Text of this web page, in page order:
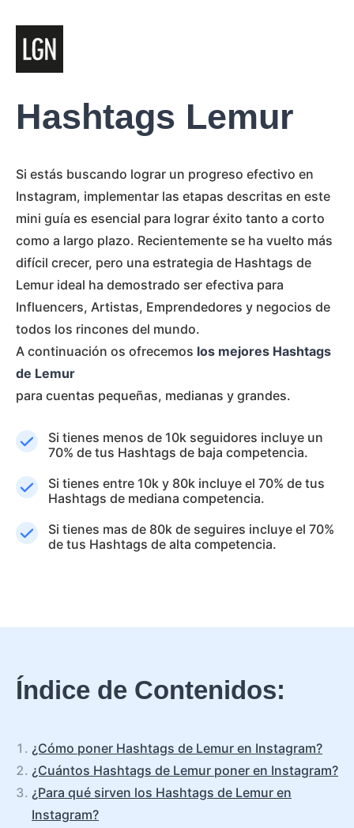
Hashtags Lemur
Si estás buscando lograr un progreso efectivo en
Instagram, implementar las etapas descritas en este
mini guía es esencial para lograr éxito tanto a corto
como a largo plazo. Recientemente se ha vuelto más
difícil crecer, pero una estrategia de Hashtags de
Lemur ideal ha demostrado ser efectiva para
Influencers, Artistas, Emprendedores y negocios de
todos los rincones del mundo.
A continuación os ofrecemos los mejores Hashtags
de Lemur
para cuentas pequeñas, medianas y grandes.
Si tienes menos de 10k seguidores incluye un
70% de tus Hashtags de baja competencia.
Si tienes entre 10k y 80k incluye el 70% de tus
Hashtags de mediana competencia.
Si tienes mas de 80k de seguires incluye el 70%
de tus Hashtags de alta competencia.
Índice de Contenidos:
¿Cómo poner Hashtags de Lemur en Instagram?
¿Cuántos Hashtags de Lemur poner en Instagram?
¿Para qué sirven los Hashtags de Lemur en
Instagram?